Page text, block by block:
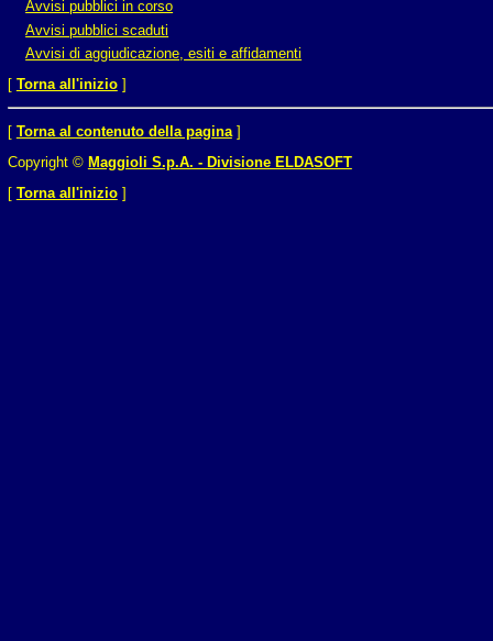
Avvisi pubblici in corso
Avvisi pubblici scaduti
Avvisi di aggiudicazione, esiti e affidamenti
[ Torna all'inizio]
[ Torna al contenuto della pagina]
Copyright © Maggioli S.p.A. - Divisione ELDASOFT
[ Torna all'inizio]